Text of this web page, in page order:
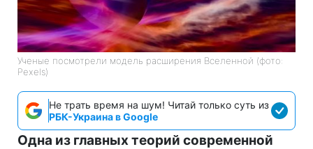
Ученые посмотрели модель расширения Вселенной (фото:
Pexels)
Не трать время на шум! Читай только суть из
РБК-Украина в Google
Одна из главных теорий современной